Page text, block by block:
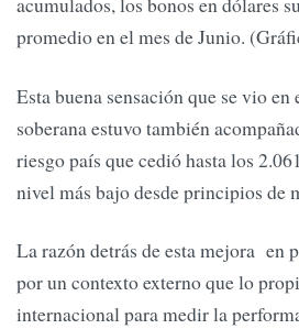
promedio en el mes de Junio.
Esta buena sensación que se vio
soberana estuvo también
riesgo país que cedió hasta los
nivel más bajo desde principios de
La razón detrás de esta mejora en
por un contexto externo que lo
internacional para medir la